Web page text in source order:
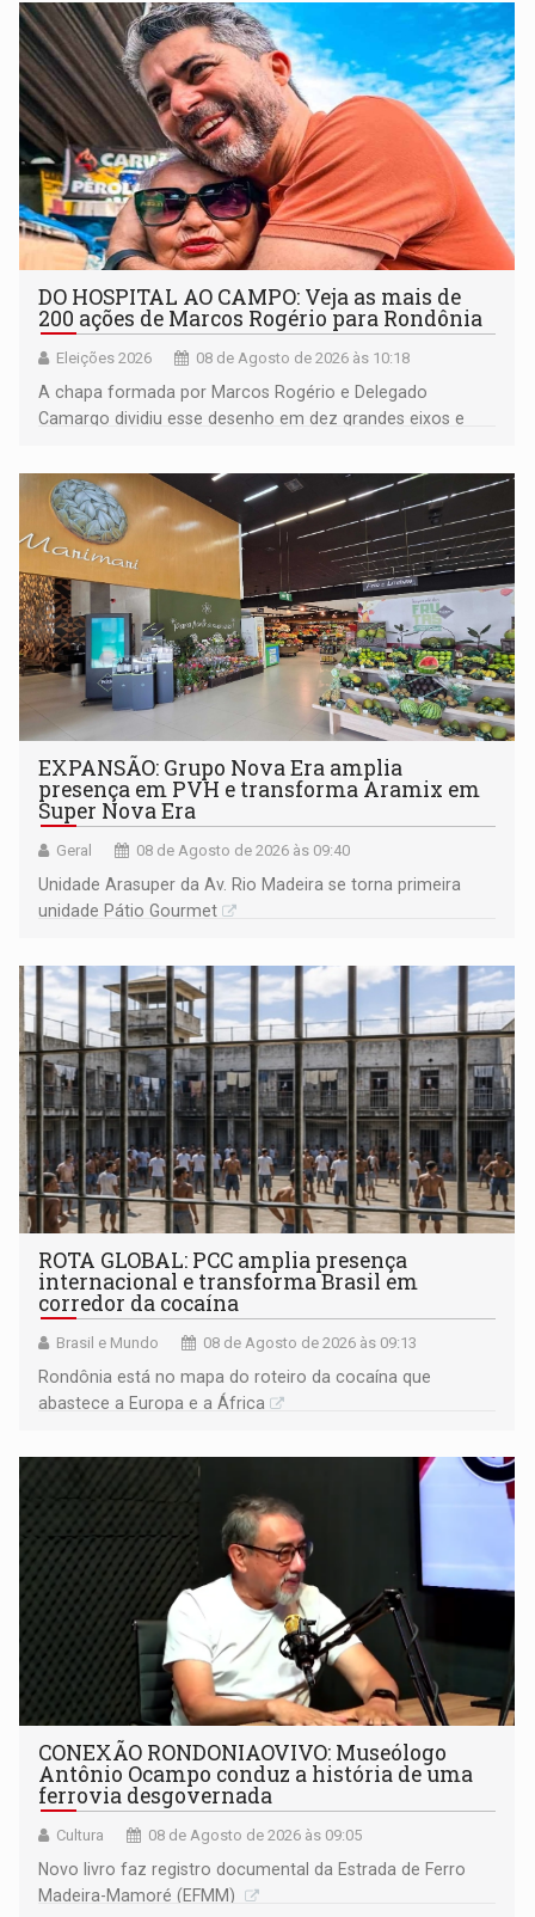
DO HOSPITAL AO CAMPO: Veja as mais de
200 ações de Marcos Rogério para Rondônia
Eleições 2026 08 de Agosto de 2026 às 10:18
A chapa formada por Marcos Rogério e Delegado
Camargo dividiu esse desenho em dez grandes eixos e
EXPANSÃO: Grupo Nova Era amplia
presença em PVH e transforma Aramix em
Super Nova Era
Geral 08 de Agosto de 2026 às 09:40
Unidade Arasuper da Av. Rio Madeira se torna primeira
unidade Pátio Gourmet
ROTA GLOBAL: PCC amplia presença
internacional e transforma Brasil em
corredor da cocaína
Brasil e Mundo 08 de Agosto de 2026 às 09:13
Rondônia está no mapa do roteiro da cocaína que
abastece a Europa e a África
CONEXÃO RONDONIAOVIVO: Museólogo
Antônio Ocampo conduz a história de uma
ferrovia desgovernada
Cultura 08 de Agosto de 2026 às 09:05
Novo livro faz registro documental da Estrada de Ferro
Madeira-Mamoré (EFMM)